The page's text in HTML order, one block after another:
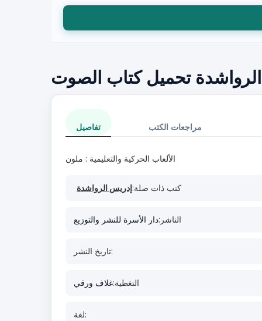
الرواشدة تحميل كتاب الصوت
تفاصيل مراجعات الكتب
الألعاب الحركية والتعليمية : ملون
كتب ذات صلة:إدريس الرواشدة
الناشر:دار الأسرة للنشر والتوزيع
تاريخ النشر:
التغطية:غلاف ورقي
لغة: